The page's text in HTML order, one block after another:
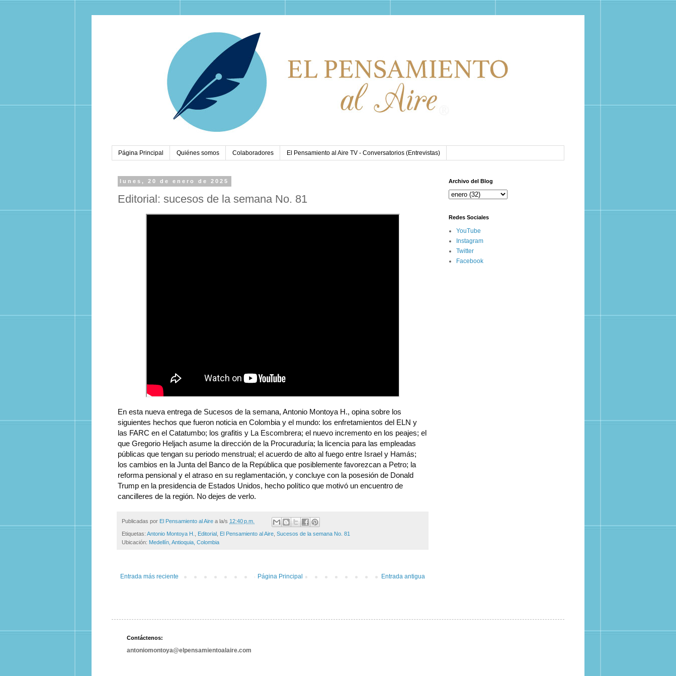
Página Principal Quiénes somos Colaboradores El Pensamiento al Aire TV - Conversatorios (Entrevistas)
lunes, 20 de enero de 2025
Editorial: sucesos de la semana No. 81
En esta nueva entrega de Sucesos de la semana, Antonio Montoya H., opina sobre los
siguientes hechos que fueron noticia en Colombia y el mundo: los enfretamientos del ELN y
las FARC en el Catatumbo; los grafitis y La Escombrera; el nuevo incremento en los peajes; el
que Gregorio Heljach asume la dirección de la Procuraduría; la licencia para las empleadas
públicas que tengan su periodo menstrual; el acuerdo de alto al fuego entre Israel y Hamás;
los cambios en la Junta del Banco de la República que posiblemente favorezcan a Petro; la
reforma pensional y el atraso en su reglamentación, y concluye con la posesión de Donald
Trump en la presidencia de Estados Unidos, hecho político que motivó un encuentro de
cancilleres de la región. No dejes de verlo.
Publicadas por El Pensamiento al Aire a la/s 12:40 p.m.
Etiquetas: Antonio Montoya H. Editorial El Pensamiento al Aire Sucesos de la semana No. 81
Ubicación: Medellín, Antioquia, Colombia
Entrada más reciente Entrada antigua
Página Principal
Archivo del Blog
Redes Sociales
YouTube
Instagram
Twitter
Facebook
Contáctenos:
antoniomontoya@elpensamientoalaire.com